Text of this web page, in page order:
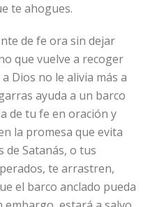
te ahogues.
de fe ora sin dejar
que vuelve a recoger
Dios no le alivia más a
ayuda a un barco
de tu fe en oración y
la promesa que evita
de Satanás, o tus
te arrastren,
el barco anclado pueda